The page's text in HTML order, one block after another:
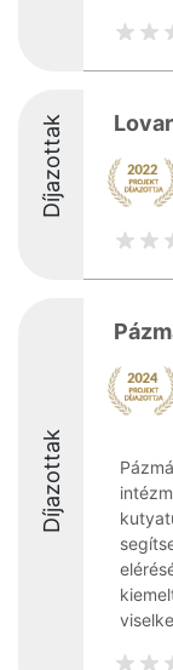
Díjazottak
Díjazottak